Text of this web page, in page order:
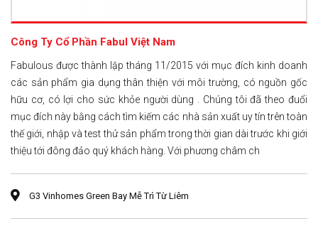
Công Ty Cổ Phần Fabul Việt Nam
Fabulous được thành lập tháng 11/2015 với mục đích kinh doanh
các sản phẩm gia dụng thân thiện với môi trường, có nguồn gốc
hữu cơ, có lợi cho sức khỏe người dùng . Chúng tôi đã theo đuổi
mục đích này bằng cách tìm kiếm các nhà sản xuất uy tín trên toàn
thế giới, nhập và test thử sản phẩm trong thời gian dài trước khi giới
thiệu tới đông đảo quý khách hàng. Với phương châm ch
G3 Vinhomes Green Bay Mễ Trì Từ Liêm